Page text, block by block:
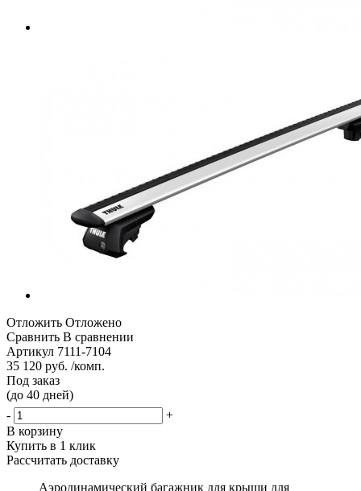
Отложить Отложено
Сравнить В сравнении
Артикул 7111-7104
35 120 руб. /комп.
Под заказ
(до 40 дней)
-
+
В корзину
Купить в 1 клик
Рассчитать доставку
Аэродинамический багажник для крыши для